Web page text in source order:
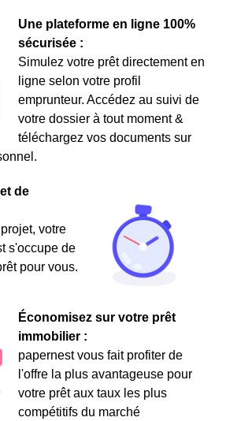
Une plateforme en ligne 100%
sécurisée :
Simulez votre prêt directement en
ligne selon votre profil
emprunteur. Accédez au suivi de
votre dossier à tout moment &
téléchargez vos documents sur
de
votre
s'occupe de
pour vous.
Économisez sur votre prêt
immobilier :
papernest vous fait profiter de
l'offre la plus avantageuse pour
votre prêt aux taux les plus
compétitifs du marché